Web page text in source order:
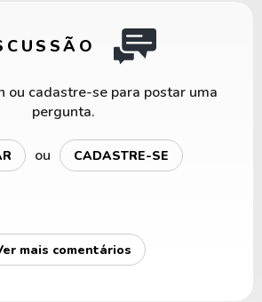
ou cadastre-se para postar uma
pergunta.
ou CADASTRE-SE
mais comentários